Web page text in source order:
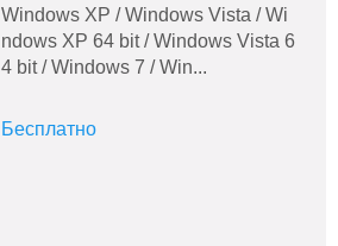
Windows XP / Windows Vista / Wi
ndows XP 64 bit / Windows Vista 6
4 bit / Windows 7 / Win...
Бесплатно